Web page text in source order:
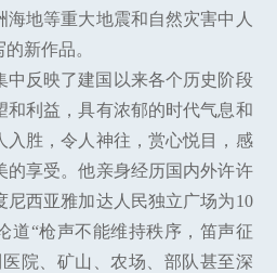
地等重大地震和自然灾害中人
新作品。
中反映了建国以来各个历史阶段
和利益，具有浓郁的时代气息和
入胜，令人神往，赏心悦目，感
的享受。他亲身经历国内外许许
尼西亚雅加达人民独立广场为10
道“枪声不能维持秩序，笛声征
院、矿山、农场、部队甚至深